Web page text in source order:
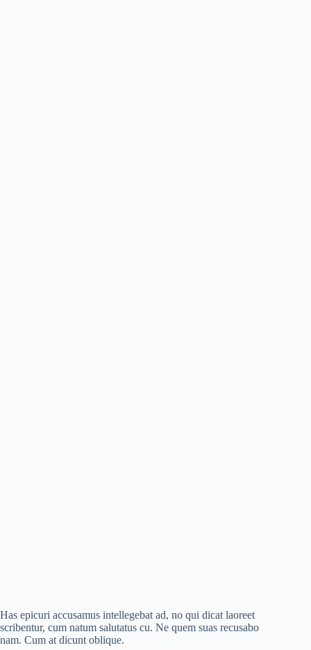
Has epicuri accusamus intellegebat ad, no qui dicat laoreet
scribentur, cum natum salutatus cu. Ne quem suas recusabo
nam. Cum at dicunt oblique.